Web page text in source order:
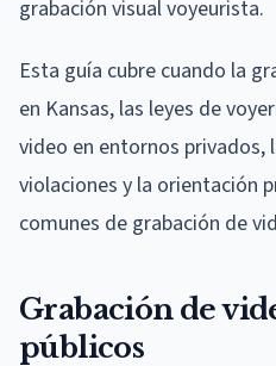
grabación visual voyeurista.
Esta guía cubre cuando la
en Kansas, las leyes de
video en entornos privados,
violaciones y la orientación
comunes de grabación de
Grabación de
públicos